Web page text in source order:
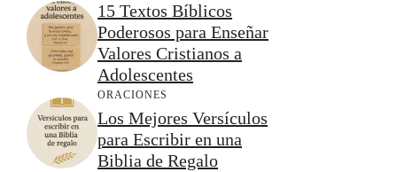
15 Textos Bíblicos
Poderosos para Enseñar
Valores Cristianos a
Adolescentes
ORACIONES
Los Mejores Versículos
para Escribir en una
Biblia de Regalo